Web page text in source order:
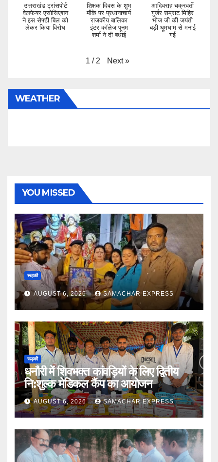
उत्तराखंड ट्रांसपोर्ट
वेलफेयर एसोसिएशन
ने इस सेफ्टी बिल को
लेकर किया विरोध
शिक्षक दिवस के शुभ
मौके पर प्रधानाचार्य
राजकीय बालिका
इंटर कॉलेज पूनम
शर्मा ने दी बधाई
आदिवराह चक्रवर्ती
गुर्जर सम्राट मिहिर
भोज जी की जयंती
बड़ी धूमधाम से मनाई
गई
1 / 2 Next »
WEATHER
YOU MISSED
रूड़की
AUGUST 6, 2026 SAMACHAR EXPRESS
रूड़की
धनौरी में शिवभक्त कांवड़ियों के लिए द्वितीय
नि:शुल्क मेडिकल कैंप का आयोजन
AUGUST 6, 2026 SAMACHAR EXPRESS